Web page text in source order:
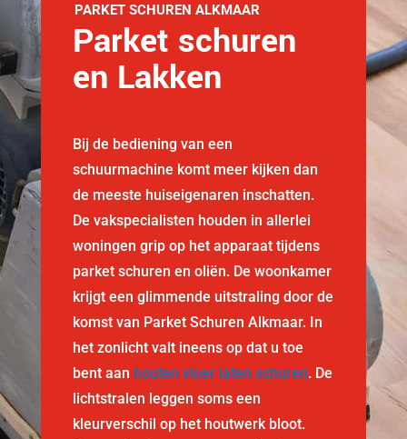
PARKET SCHUREN ALKMAAR
Parket schuren
en Lakken
Bij de bediening van een
schuurmachine komt meer kijken dan
de meeste huiseigenaren inschatten.
De vakspecialisten houden in allerlei
woningen grip op het apparaat tijdens
parket schuren en oliën. De woonkamer
krijgt een glimmende uitstraling door de
komst van Parket Schuren Alkmaar. In
het zonlicht valt ineens op dat u toe
bent aan houten vloer laten schuren. De
lichtstralen leggen soms een
kleurverschil op het houtwerk bloot.